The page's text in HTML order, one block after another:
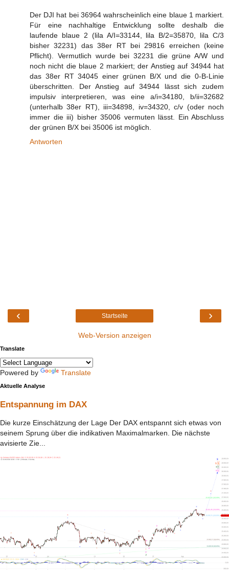
Der DJI hat bei 36964 wahrscheinlich eine blaue 1 markiert.
Für eine nachhaltige Entwicklung sollte deshalb die
laufende blaue 2 (lila A/I=33144, lila B/2=35870, lila C/3
bisher 32231) das 38er RT bei 29816 erreichen (keine
Pflicht). Vermutlich wurde bei 32231 die grüne A/W und
noch nicht die blaue 2 markiert; der Anstieg auf 34944 hat
das 38er RT 34045 einer grünen B/X und die 0-B-Linie
überschritten. Der Anstieg auf 34944 lässt sich zudem
impulsiv interpretieren, was eine a/i=34180, b/ii=32682
(unterhalb 38er RT), iii=34898, iv=34320, c/v (oder noch
immer die iii) bisher 35006 vermuten lässt. Ein Abschluss
der grünen B/X bei 35006 ist möglich.
Antworten
‹ ›
Startseite
Web-Version anzeigen
Translate
Powered by Translate
Aktuelle Analyse
Entspannung im DAX
Die kurze Einschätzung der Lage Der DAX entspannt sich etwas von
seinem Sprung über die indikativen Maximalmarken. Die nächste
avisierte Zie...